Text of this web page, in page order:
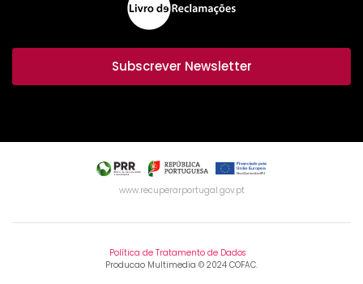
Subscrever Newsletter
www.recuperarportugal.gov.pt
Política de Tratamento de Dados
Producao Multimedia © 2024 COFAC.